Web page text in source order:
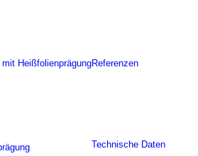
HeißfolienprägungReferenzen
Technische Daten